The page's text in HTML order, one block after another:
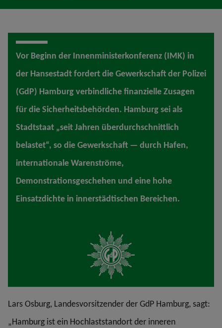
Vor Beginn der Innenministerkonferenz (IMK) in
der Hansestadt fordert die Gewerkschaft der Polizei
(GdP) Hamburg verbindliche finanzielle Zusagen
für die Sicherheitsbehörden. Hamburg sei als
Stadtstaat „seit Jahren überdurchschnittlich
belastet“, so die Gewerkschaft — durch Hafen,
internationale Warenströme,
Demonstrationsgeschehen und eine hohe
Einsatzdichte in innerstädtischen Bereichen.
Lars Osburg, Landesvorsitzender der GdP Hamburg, sagt:
„Hamburg ist ein Hochlaststandort der inneren